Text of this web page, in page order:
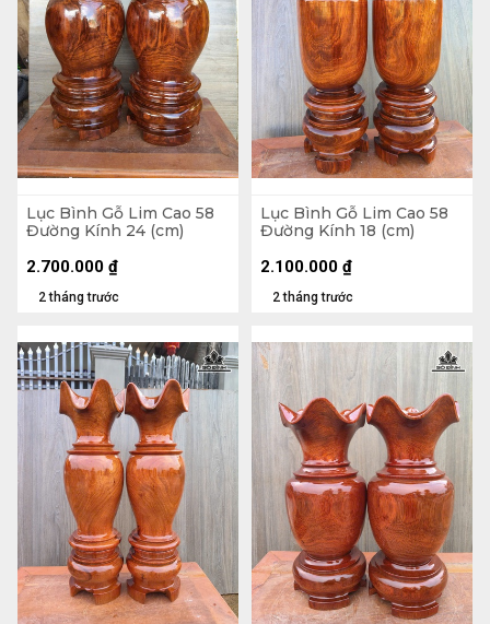
Lục Bình Gỗ Lim Cao 58
Đường Kính 24 (cm)
2 tháng trước
2.700.000 ₫
Lục Bình Gỗ Lim Cao 58
Đường Kính 18 (cm)
2 tháng trước
2.100.000 ₫